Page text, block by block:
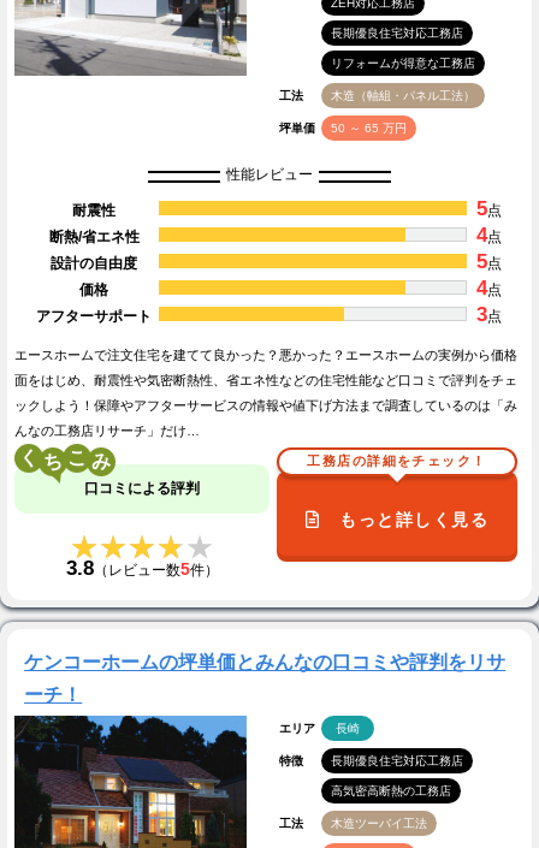
ZEH対応工務店
長期優良住宅対応工務店
リフォームが得意な工務店
工法 木造（軸組・パネル工法）
坪単価 50 ～ 65 万円
性能レビュー
耐震性 5点
断熱/省エネ性
4点
設計の自由度
5点
価格
4点
アフターサポート
3点
エースホームで注文住宅を建てて良かった？悪かった？エースホームの実例から価格
面をはじめ、耐震性や気密断熱性、省エネ性などの住宅性能など口コミで評判をチェ
ックしよう！保障やアフターサービスの情報や値下げ方法まで調査しているのは「み
んなの工務店リサーチ」だけ…
く こ
口コミによる評判
★★★★★
★★★★★
3.8（レビュー数5件）
工務店の詳細をチェック！
もっと詳しく見る
ケンコーホームの坪単価とみんなの口コミや評判をリサ
ーチ！
エリア 長崎
特徴 長期優良住宅対応工務店
高気密高断熱の工務店
工法 木造ツーバイ工法